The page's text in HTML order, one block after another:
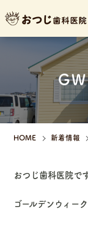
HOME 新着情報
おつじ歯科医院です
ゴールデンウィー